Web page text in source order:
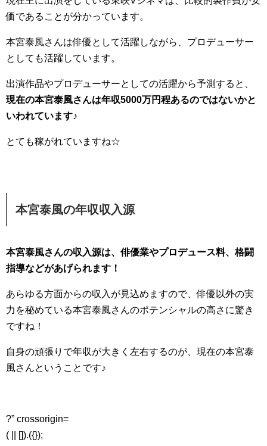
価であることが分かっています。
本宮泰風さんは俳優として活躍しながら、プロデューサー
としても活躍しています。
出演作品やプロデューサーとしての活躍から予測すると、
現在の本宮泰風さんは年収5000万円程あるのではないかと
いわれています♪
とても稼がれていますね☆
本宮泰風の年収収入源
本宮泰風さんの収入源は、俳優業やプロデュース料、格闘
指導などがあげられます！
あらゆる方面からの収入が見込めますので、俳優以外の実
力を秘めている本宮泰風さんのポテンシャルの高さに驚き
ですね！
自身の頑張りで年収が大きく左右するのが、現在の本宮泰
風さんということです♪
?” crossorigin=
( || []).({});